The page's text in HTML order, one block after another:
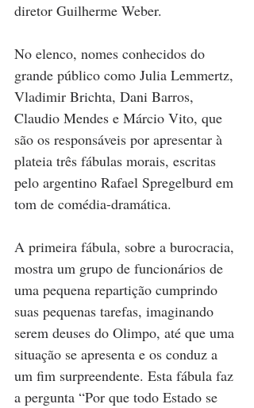
diretor Guilherme Weber.
No elenco, nomes conhecidos do
grande público como Julia Lemmertz,
Vladimir Brichta, Dani Barros,
Claudio Mendes e Márcio Vito, que
são os responsáveis por apresentar à
plateia três fábulas morais, escritas
pelo argentino Rafael Spregelburd em
tom de comédia-dramática.
A primeira fábula, sobre a burocracia,
mostra um grupo de funcionários de
uma pequena repartição cumprindo
suas pequenas tarefas, imaginando
serem deuses do Olimpo, até que uma
situação se apresenta e os conduz a
um fim surpreendente. Esta fábula faz
a pergunta “Por que todo Estado se